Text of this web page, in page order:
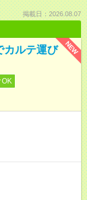
掲載日：2026.08.07
NEW
カルテ運び
OK